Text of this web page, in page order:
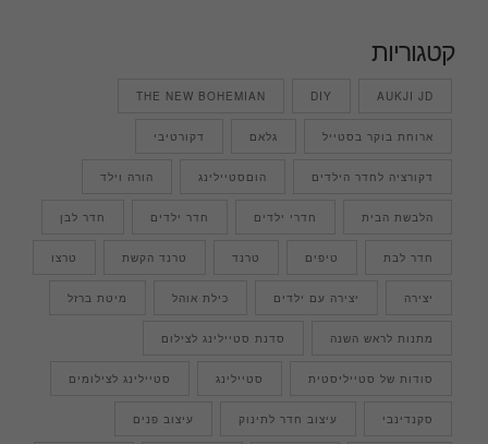
קטגוריות
AUKJI JD
DIY
THE NEW BOHEMIAN
ארוחת בוקר בסטייל גלאם דקורטיבי
דקורציה לחדר הילדים הוםסטיילינג הורה וילד
הלבשת הבית חדרי ילדים חדר ילדים חדר לבן
חדר לבת טיפים טרנד טרנד הקשת טרצו
יצירה יצירה עם ילדים כילת אוהל מיטת ברזל
מתנות לראש השנה סדנת סטיילינג לצילום
סודות של סטייליסטית סטיילינג סטיילינג לצילומים
סקנדינבי עיצוב חדר לתינוק עיצוב פנים